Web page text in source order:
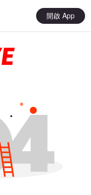
開啟 App